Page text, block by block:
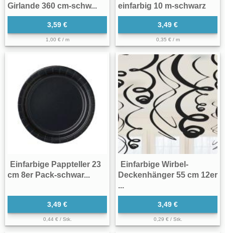
Girlande 360 cm-schw...
3,59 €
1,00 € / m
einfarbig 10 m-schwarz
3,49 €
0,35 € / m
Einfarbige Pappteller 23
cm 8er Pack-schwar...
3,49 €
0,44 € / Stk.
Einfarbige Wirbel-
Deckenhänger 55 cm 12er
...
3,49 €
0,29 € / Stk.